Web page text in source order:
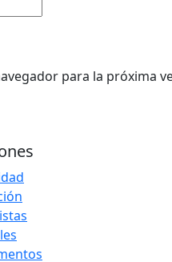
para la próxima